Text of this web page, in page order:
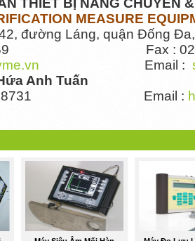
THIẾT BỊ NÂNG CHUYỂN
MEASURE
đường Láng, quận Đống
Fax :
Email :
Anh Tuấn
Email :